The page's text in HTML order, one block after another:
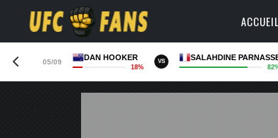
ACCUEIL
05/09
DAN HOOKER
18%
VS SALAHDINE